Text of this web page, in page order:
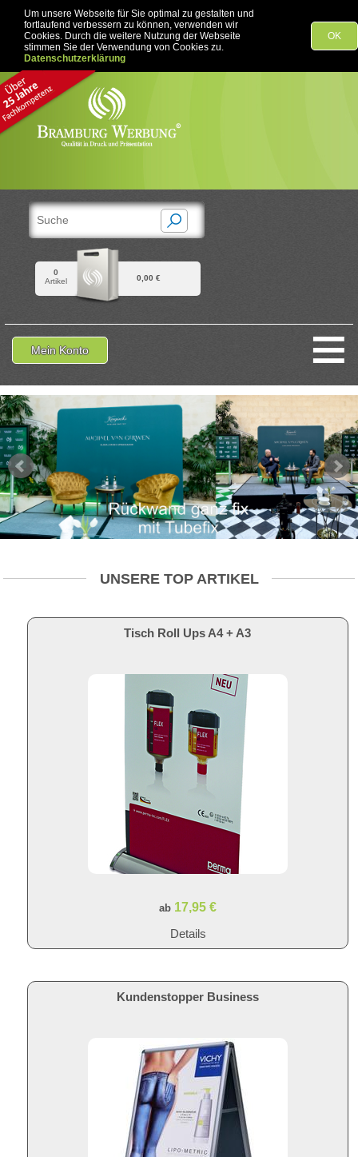
Um unsere Webseite für Sie optimal zu gestalten und
fortlaufend verbessern zu können, verwenden wir
Cookies. Durch die weitere Nutzung der Webseite
stimmen Sie der Verwendung von Cookies zu.
Datenschutzerklärung
OK
0
Artikel
0,00 €
Mein Konto ≡
UNSERE TOP ARTIKEL
Tisch Roll Ups A4 + A3
ab 17,95 €
Details
Kundenstopper Business